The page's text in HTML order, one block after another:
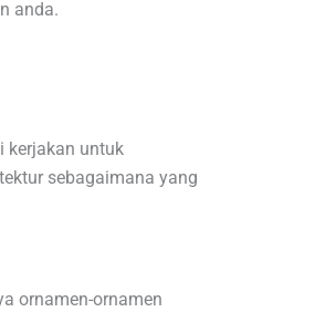
anda.
kerjakan untuk
sebagaimana yang
ornamen-ornamen